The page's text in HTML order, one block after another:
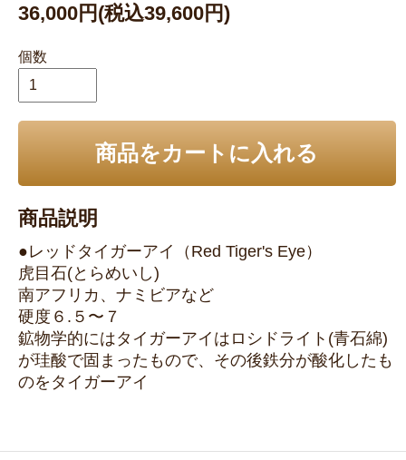
36,000円(税込39,600円)
個数
商品をカートに入れる
商品説明
●レッドタイガーアイ（Red Tiger's Eye）
虎目石(とらめいし)
南アフリカ、ナミビアなど
硬度６.５〜７
鉱物学的にはタイガーアイはロシドライト(青石綿)
が珪酸で固まったもので、その後鉄分が酸化したも
のをタイガーアイ